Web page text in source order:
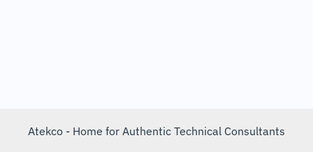
Atekco - Home for Authentic Technical Consultants